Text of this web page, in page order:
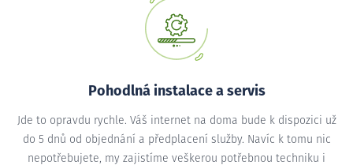
Pohodlná instalace a servis
Jde to opravdu rychle. Váš internet na doma bude k dispozici už
do 5 dnů od objednání a předplacení služby. Navíc k tomu nic
nepotřebujete, my zajistíme veškerou potřebnou techniku i